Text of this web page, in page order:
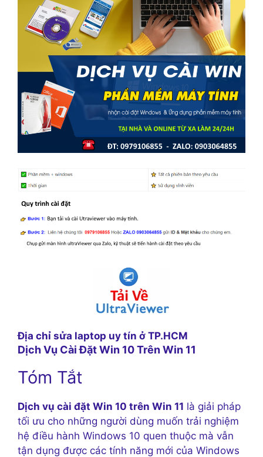
Địa chỉ sửa laptop uy tín ở TP.HCM
Dịch Vụ Cài Đặt Win 10 Trên Win 11
Tóm Tắt
Dịch vụ cài đặt Win 10 trên Win 11 là giải pháp
tối ưu cho những người dùng muốn trải nghiệm
hệ điều hành Windows 10 quen thuộc mà vẫn
tận dụng được các tính năng mới của Windows